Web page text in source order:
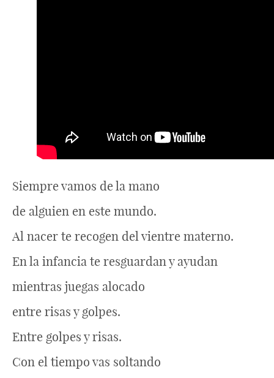
Siempre vamos de la mano
de alguien en este mundo.
Al nacer te recogen del vientre materno.
En la infancia te resguardan y ayudan
mientras juegas alocado
entre risas y golpes.
Entre golpes y risas.
Con el tiempo vas soltando